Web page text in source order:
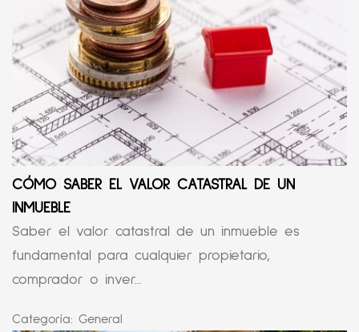
CÓMO SABER EL VALOR CATASTRAL DE UN
INMUEBLE
Saber el valor catastral de un inmueble es
fundamental para cualquier propietario,
comprador o inver...
Categoría: General